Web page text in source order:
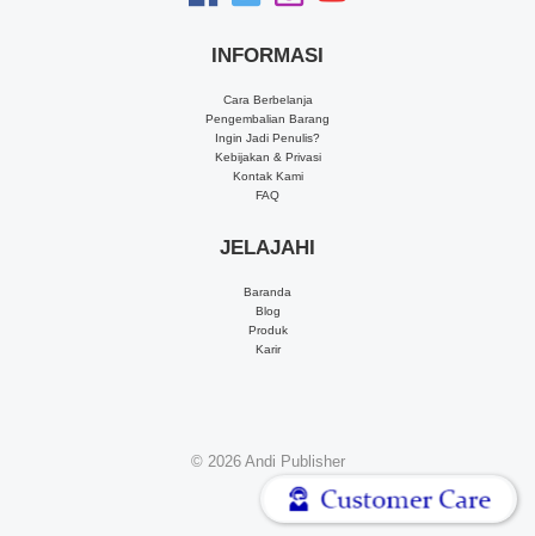
INFORMASI
Cara Berbelanja
Pengembalian Barang
Ingin Jadi Penulis?
Kebijakan & Privasi
Kontak Kami
FAQ
JELAJAHI
Baranda
Blog
Produk
Karir
© 2026 Andi Publisher